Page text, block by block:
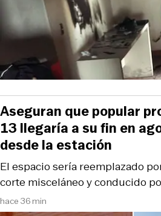
hace 36 min
El espacio sería reemplazado
corte misceláneo y conducido
Aseguran que popular
13 llegaría a su fin en
desde la estación